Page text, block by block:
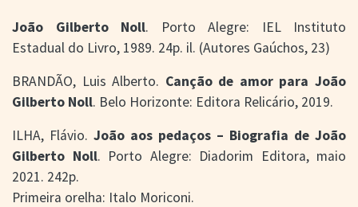
João Gilberto Noll. Porto Alegre: IEL Instituto
Estadual do Livro, 1989. 24p. il. (Autores Gaúchos, 23)
BRANDÃO, Luis Alberto. Canção de amor para João
Gilberto Noll. Belo Horizonte: Editora Relicário, 2019.
ILHA, Flávio. João aos pedaços – Biografia de João
Gilberto Noll. Porto Alegre: Diadorim Editora, maio
2021. 242p.
Primeira orelha: Italo Moriconi.